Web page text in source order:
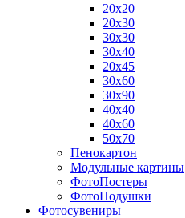
20х20
20х30
30х30
30х40
20х45
30х60
30х90
40х40
40х60
50х70
Пенокартон
Модульные картины
ФотоПостеры
ФотоПодушки
Фотоcувениры